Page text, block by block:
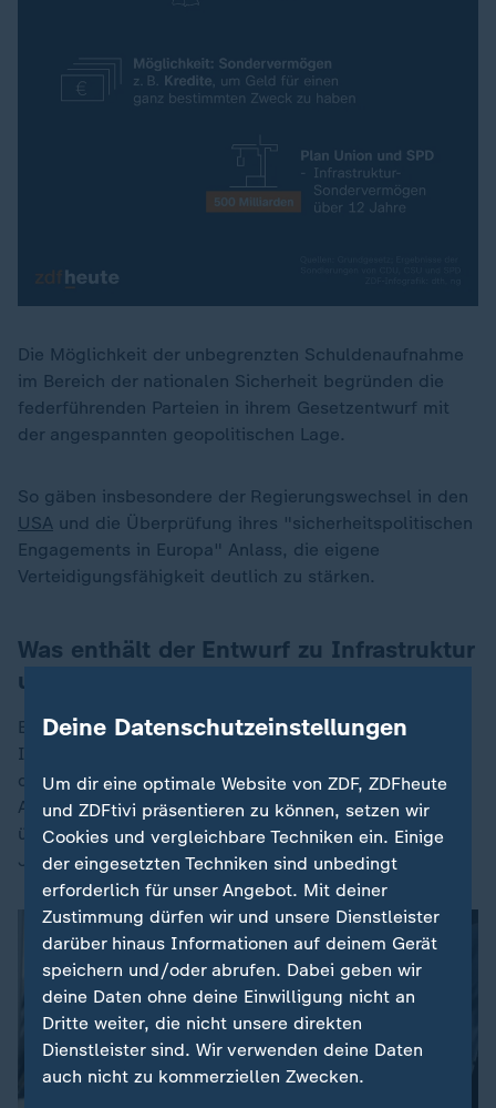
Die Möglichkeit der unbegrenzten Schuldenaufnahme
im Bereich der nationalen Sicherheit begründen die
federführenden Parteien in ihrem Gesetzentwurf mit
der angespannten geopolitischen Lage.
So gäben insbesondere der Regierungswechsel in den
USA und die Überprüfung ihres "sicherheitspolitischen
Engagements in Europa" Anlass, die eigene
Verteidigungsfähigkeit deutlich zu stärken.
Was enthält der Entwurf zu Infrastruktur
und Klima?
Einen anderen Weg will der Gesetzgeber für
Investitionen in die Infrastruktur und zur Erreichung
der Klimaneutralität bis 2045 gehen: In einem neuen
Artikel 143h Grundgesetz will er ein Sondervermögen
über 500 Milliarden Euro mit einer Laufzeit von 12
Jahren aufsetzen.
Dieses Video existiert nicht (mehr).
Deine Datenschutzeinstellungen
Um dir eine optimale Website von ZDF, ZDFheute
und ZDFtivi präsentieren zu können, setzen wir
Cookies und vergleichbare Techniken ein. Einige
der eingesetzten Techniken sind unbedingt
erforderlich für unser Angebot. Mit deiner
Zustimmung dürfen wir und unsere Dienstleister
darüber hinaus Informationen auf deinem Gerät
speichern und/oder abrufen. Dabei geben wir
deine Daten ohne deine Einwilligung nicht an
Dritte weiter, die nicht unsere direkten
Dienstleister sind. Wir verwenden deine Daten
auch nicht zu kommerziellen Zwecken.